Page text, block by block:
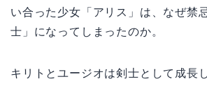
い合った少女「アリス」は、なぜ禁
士」になってしまったのか。
キリトとユージオは剣士として成長